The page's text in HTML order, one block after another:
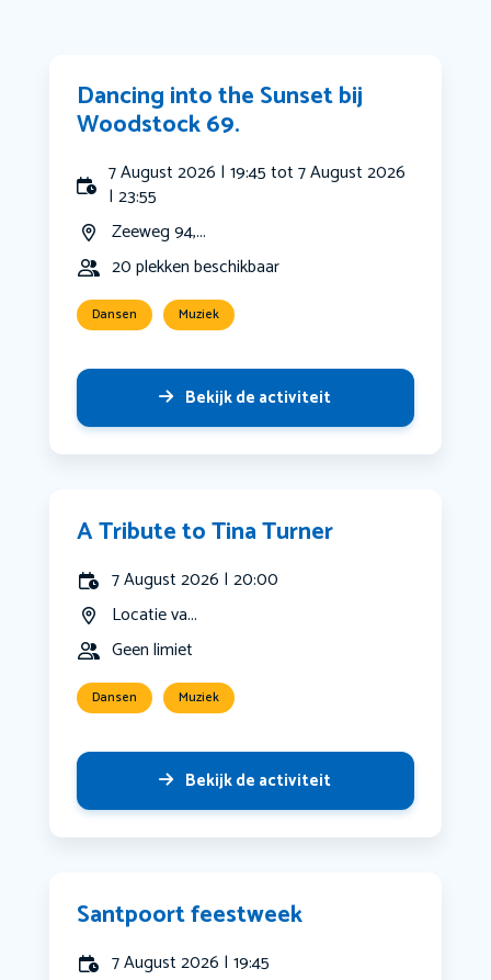
Dancing into the Sunset bij
Woodstock 69.
7 August 2026 | 19:45 tot 7 August 2026
| 23:55
Zeeweg 94,...
20 plekken beschikbaar
Dansen Muziek
Bekijk de activiteit
A Tribute to Tina Turner
7 August 2026 | 20:00
Locatie va...
Geen limiet
Dansen Muziek
Bekijk de activiteit
Santpoort feestweek
7 August 2026 | 19:45